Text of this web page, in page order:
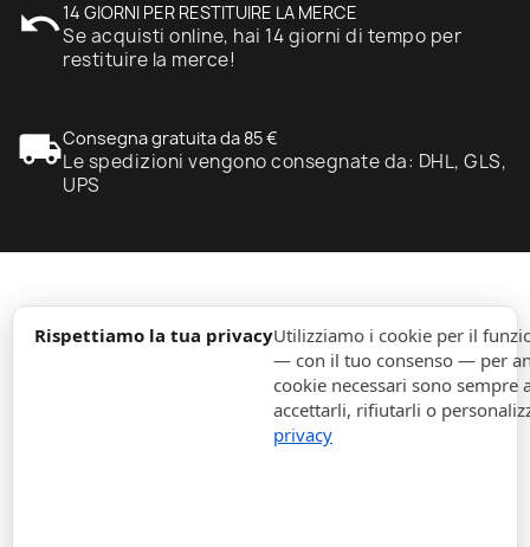
Rispettiamo la tua privacyUtilizziamo i cookie per il
— con il tuo consenso — per
cookie necessari sono
accettarli, rifiutarli o
privacy
undo14 GIORNI PER RESTITUIRE LA MERCE
Se acquisti online, hai 14 giorni di tempo per
restituire la merce!
local_shippingConsegna gratuita da 85 €
Le spedizioni vengono consegnate da: DHL, GLS,
UPS
expand_more
expand_more